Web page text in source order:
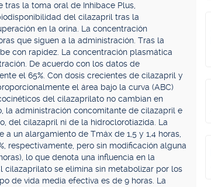
la toma oral de Inhibace Plus,
del cilazapril tras la
en la orina. La concentración
que siguen a la administración. Tras la
con rapidez. La concentración plasmática
De acuerdo con los datos de
el 65%. Con dosis crecientes de cilazapril y
el área bajo la curva (ABC)
del cilazaprilato no cambian en
la administración concomitante de cilazapril e
del cilazapril ni de la hidroclorotiazida. La
un alargamiento de Tmáx de 1,5 y 1,4 horas,
respectivamente, pero sin modificación alguna
lo que denota una influencia en la
cilazaprilato se elimina sin metabolizar por los
de vida media efectiva es de 9 horas. La